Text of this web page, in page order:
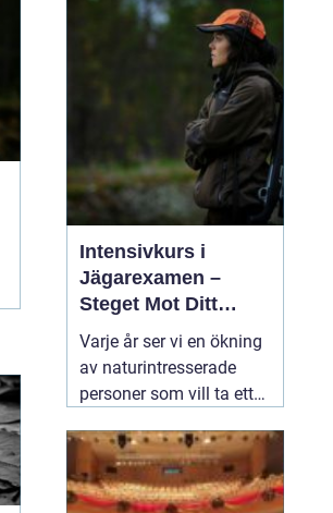
kontakt med naturen på
Intensivkurs i
Jägarexamen –
Steget Mot Ditt
Jägarliv
Varje år ser vi en ökning
av naturintresserade
personer som vill ta ett
fantastiska upplevelser
som jakt erbjuder. En
viktig del i detta är22